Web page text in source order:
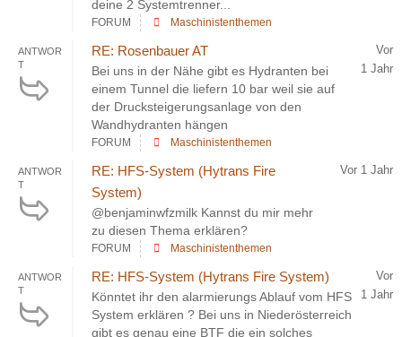
deine 2 Systemtrenner...
FORUM Maschinistenthemen
ANTWOR
T
RE: Rosenbauer AT
Bei uns in der Nähe gibt es Hydranten bei
einem Tunnel die liefern 10 bar weil sie auf
der Drucksteigerungsanlage von den
Wandhydranten hängen
Vor
1 Jahr
FORUM Maschinistenthemen
ANTWOR
T
RE: HFS-System (Hytrans Fire
System)
@benjaminwfzmilk Kannst du mir mehr
zu diesen Thema erklären?
Vor 1 Jahr
FORUM Maschinistenthemen
ANTWOR
T
RE: HFS-System (Hytrans Fire System)
Könntet ihr den alarmierungs Ablauf vom HFS
System erklären ? Bei uns in Niederösterreich
gibt es genau eine BTF die ein solches
Vor
1 Jahr